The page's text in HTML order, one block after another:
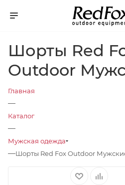
Шорты Red
Outdoor
Главная
—
Каталог
—
Мужская одежда
—Шорты Red Fox Outdoor